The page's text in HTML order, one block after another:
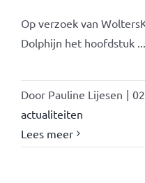
Op verzoek van
Dolphijn het hoofdstuk ...
Door Pauline Lijesen |
actualiteiten
Lees meer